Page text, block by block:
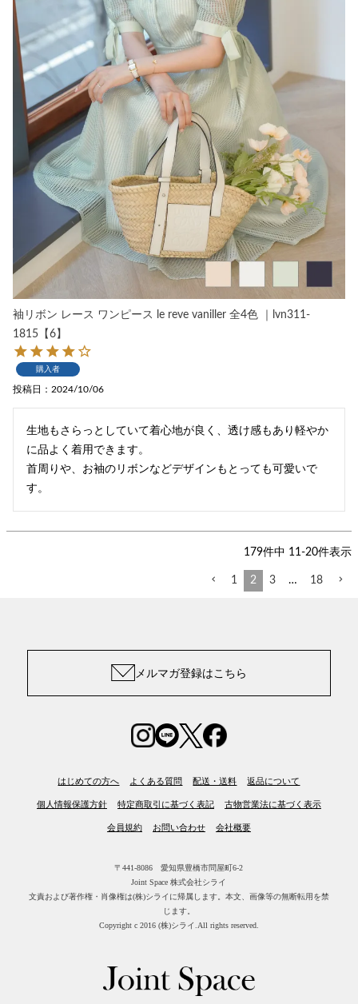
袖リボン レース ワンピース le reve vaniller 全4色 ｜lvn311-
1815【6】
購入者
投稿日 2024/10/06
生地もさらっとしていて着心地が良く、透け感もあり軽やか
に品よく着用できます。
首周りや、お袖のリボンなどデザインもとっても可愛いで
す。
179件中 11-20件表示
1 2 3 … 18
メルマガ登録はこちら
はじめての方へ よくある質問 配送・送料 返品について
個人情報保護方針 特定商取引に基づく表記 古物営業法に基づく表示
会員規約 お問い合わせ 会社概要
〒441-8086 愛知県豊橋市問屋町6-2
Joint Space 株式会社シライ
文責および著作権・肖像権は(株)シライに帰属します。 本文、画像等の無断転用を禁
じます。
Copyright c 2016 (株)シライ.All rights reserved.